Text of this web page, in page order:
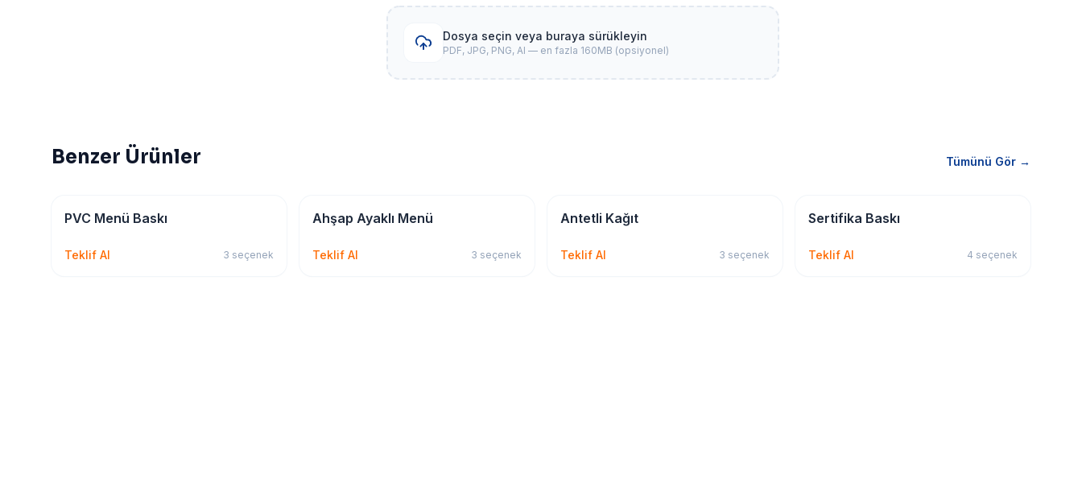
Dosya seçin veya buraya sürükleyin
PDF, JPG, PNG, AI — en fazla 160MB (opsiyonel)
Benzer Ürünler Tümünü Gör →
Kırtasiye & Matbu
PVC Menü Baskı
Teklif Al 3 seçenek
Kırtasiye & Matbu
Ahşap Ayaklı Menü
Teklif Al 3 seçenek
Kırtasiye & Matbu
Antetli Kağıt
Teklif Al 3 seçenek
Kırtasiye & Matbu
Sertifika Baskı
Teklif Al 4 seçenek